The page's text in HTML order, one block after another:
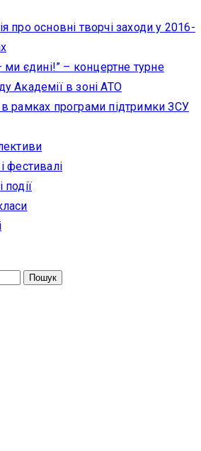
про основні творчі заходи у 2016-
ми єдині!” – концертне турне
Академії в зоні АТО
рамках програми підтримки ЗСУ
фестивалі